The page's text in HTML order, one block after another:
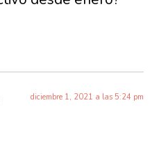
diciembre 1, 2021 a las 5:24 pm